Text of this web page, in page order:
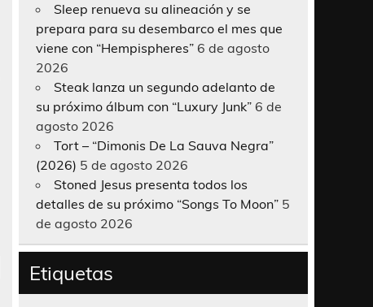
Sleep renueva su alineación y se
prepara para su desembarco el mes que
viene con “Hempispheres” 6 de agosto
2026
Steak lanza un segundo adelanto de
su próximo álbum con “Luxury Junk” 6 de
agosto 2026
Tort – “Dimonis De La Sauva Negra”
(2026) 5 de agosto 2026
Stoned Jesus presenta todos los
detalles de su próximo “Songs To Moon” 5
de agosto 2026
Etiquetas